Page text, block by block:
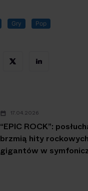
Gry Pop
17.04.2026
“EPIC ROCK”:
brzmią hity rockowych
gigantów w